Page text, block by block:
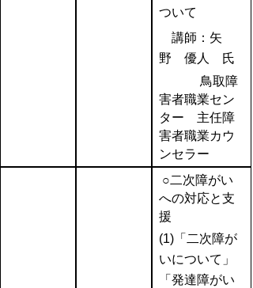
ついて
講師：矢
野 優人 氏
鳥取障
害者職業セン
ター 主任障
害者職業カウ
ンセラー
○二次障がい
への対応と支
援
(1)「二次障が
いについて」
「発達障がい